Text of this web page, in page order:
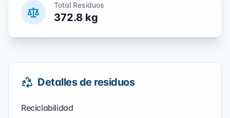
Total Residuos
372.8 kg
Detalles de residuos
Reciclabilidad